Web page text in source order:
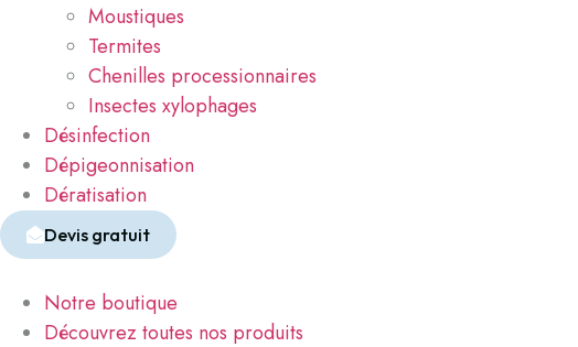
Moustiques
Termites
Chenilles processionnaires
Insectes xylophages
Désinfection
Dépigeonnisation
Dératisation
Devis gratuit
Notre boutique
Découvrez toutes nos produits